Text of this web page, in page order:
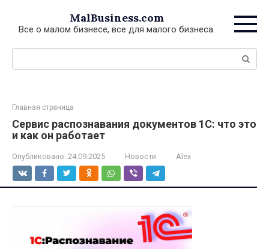
контенту
MalBusiness.com
Все о малом бизнесе, все для малого бизнеса.
Поиск:
Главная страница
Сервис распознавания документов 1С: что это
и как он работает
Опубликовано: 24.09.2025 Новости Alex